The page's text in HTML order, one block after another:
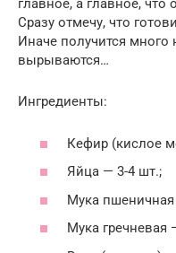
главное, а главное,
Сразу отмечу, что
Иначе получится
вырываются…
Ингредиенты:
Кефир (кислое
Яйца — 3-4 шт.;
Мука пшеничная
Мука гречневая